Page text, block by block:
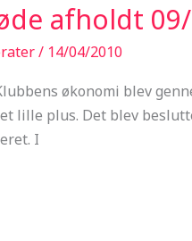
afholdt
/ 14/04/2010
økonomi blev
lille plus. Det blev
I